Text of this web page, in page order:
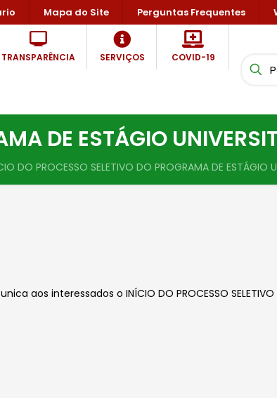
Mapa do Site Perguntas Frequentes
TRANSPARÊNCIA SERVIÇOS COVID-19
DE ESTÁGIO
DO PROCESSO SELETIVO DO PROGRAMA DE ESTÁGIO
aos interessados o INÍCIO DO PROCESSO SELETIVO